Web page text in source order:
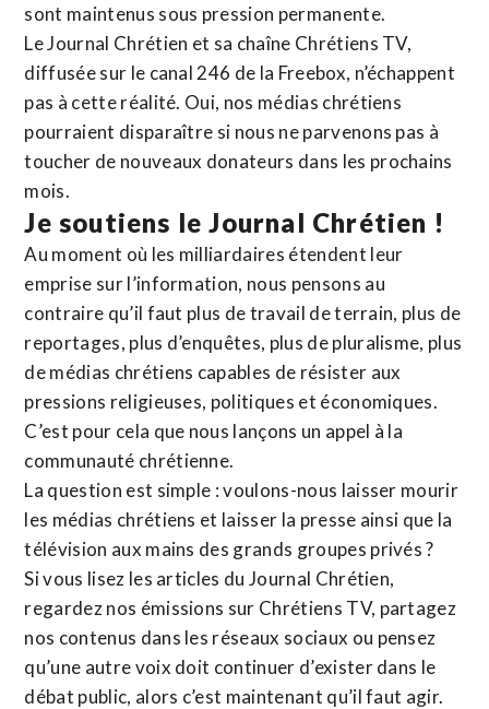
sont maintenus sous pression permanente.
Le Journal Chrétien et sa chaîne Chrétiens TV,
diffusée sur le canal 246 de la Freebox, n’échappent
pas à cette réalité. Oui, nos médias chrétiens
pourraient disparaître si nous ne parvenons pas à
toucher de nouveaux donateurs dans les prochains
mois.
Je soutiens le Journal Chrétien !
Au moment où les milliardaires étendent leur
emprise sur l’information, nous pensons au
contraire qu’il faut plus de travail de terrain, plus de
reportages, plus d’enquêtes, plus de pluralisme, plus
de médias chrétiens capables de résister aux
pressions religieuses, politiques et économiques.
C’est pour cela que nous lançons un appel à la
communauté chrétienne.
La question est simple : voulons-nous laisser mourir
les médias chrétiens et laisser la presse ainsi que la
télévision aux mains des grands groupes privés ?
Si vous lisez les articles du Journal Chrétien,
regardez nos émissions sur Chrétiens TV, partagez
nos contenus dans les réseaux sociaux ou pensez
qu’une autre voix doit continuer d’exister dans le
débat public, alors c’est maintenant qu’il faut agir.